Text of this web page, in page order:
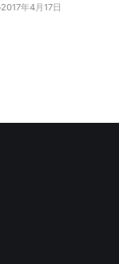
2017年4月17日